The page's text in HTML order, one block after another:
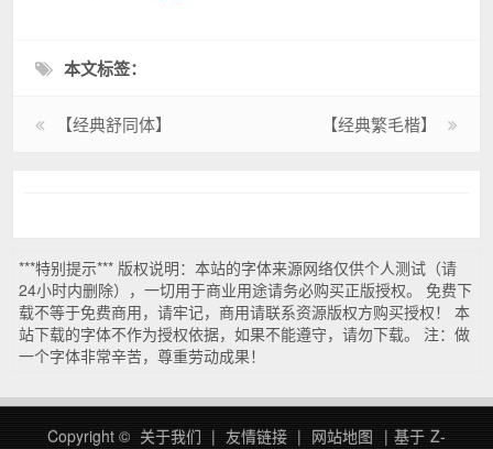
本文标签：
【经典舒同体】 【经典繁毛楷】
***特别提示*** 版权说明：本站的字体来源网络仅供个人测试（请
24小时内删除），一切用于商业用途请务必购买正版授权。 免费下
载不等于免费商用，请牢记，商用请联系资源版权方购买授权！ 本
站下载的字体不作为授权依据，如果不能遵守，请勿下载。 注：做
一个字体非常辛苦，尊重劳动成果！
Copyright © 关于我们 | 友情链接 | 网站地图 | 基于 Z-